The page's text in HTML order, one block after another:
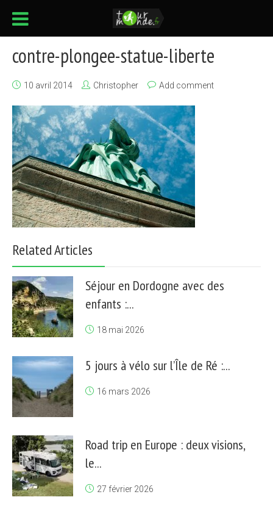
contre-plongee-statue-liberte
10 avril 2014 Christopher Add comment
Related Articles
Séjour en Dordogne avec des
enfants :...
18 mai 2026
5 jours à vélo sur l’Île de Ré :...
16 mars 2026
Road trip en Europe : deux visions,
le...
27 février 2026